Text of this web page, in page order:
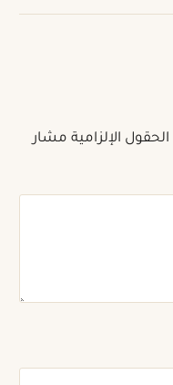
الحقول الإلزامية مشار